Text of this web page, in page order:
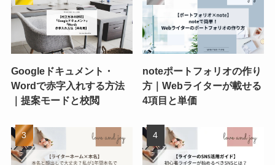
Googleドキュメント・
Wordで赤字入れする方法
｜提案モードと校閲
noteポートフォリオの作り
方｜Webライターが載せる
4項目と単価